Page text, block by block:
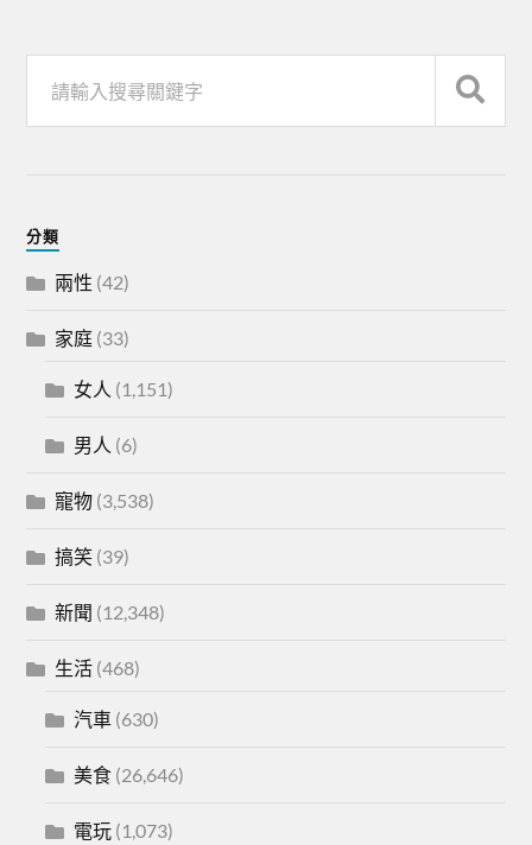
分類
兩性 (42)
家庭 (33)
女人 (1,151)
男人 (6)
寵物 (3,538)
搞笑 (39)
新聞 (12,348)
生活 (468)
汽車 (630)
美食 (26,646)
電玩 (1,073)